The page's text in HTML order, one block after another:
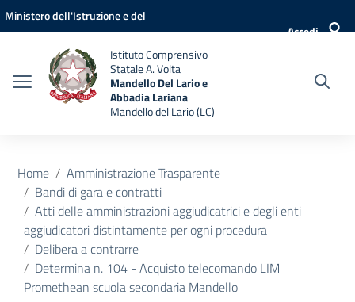
Vai ai contenuti
Vai al menu di navigazione
Vai al footer
Ministero dell'Istruzione e del
Accedi
Istituto Comprensivo
Statale A. Volta
Mandello Del Lario e
Abbadia Lariana
Mandello del Lario (LC)
Home
Amministrazione Trasparente
Bandi di gara e contratti
Atti delle amministrazioni aggiudicatrici e degli enti
aggiudicatori distintamente per ogni procedura
Delibera a contrarre
Determina n. 104 - Acquisto telecomando LIM
Promethean scuola secondaria Mandello